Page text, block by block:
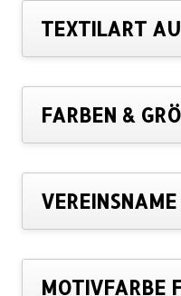
TEXTILART
FARBEN &
MOTIVFARBE